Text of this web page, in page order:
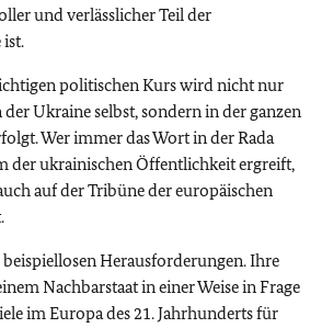
und verlässlicher Teil der
ist.
politischen Kurs wird nicht nur
Ukraine selbst, sondern in der ganzen
Wer immer das Wort in der Rada
der ukrainischen Öffentlichkeit ergreift,
auf der Tribüne der europäischen
Herausforderungen. Ihre
Nachbarstaat in einer Weise in Frage
im Europa des 21. Jahrhunderts für